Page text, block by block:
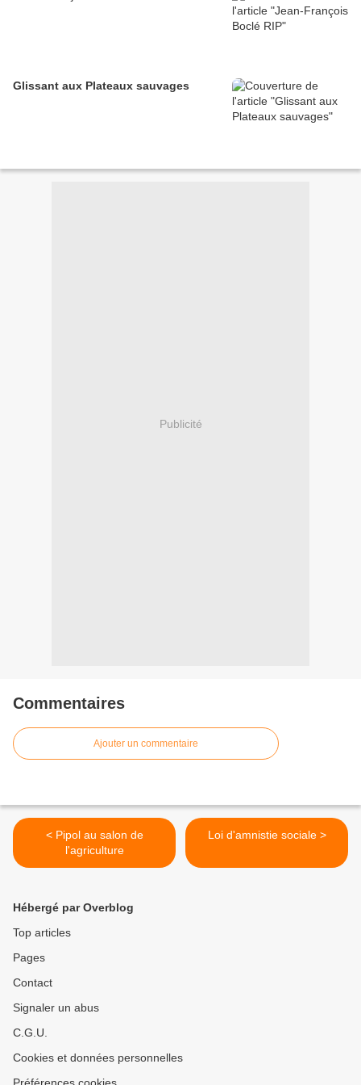
Glissant aux Plateaux sauvages
Publicité
Commentaires
Ajouter un commentaire
< Pipol au salon de
l'agriculture
Loi d'amnistie sociale >
Hébergé par Overblog
Top articles
Pages
Contact
Signaler un abus
C.G.U.
Cookies et données personnelles